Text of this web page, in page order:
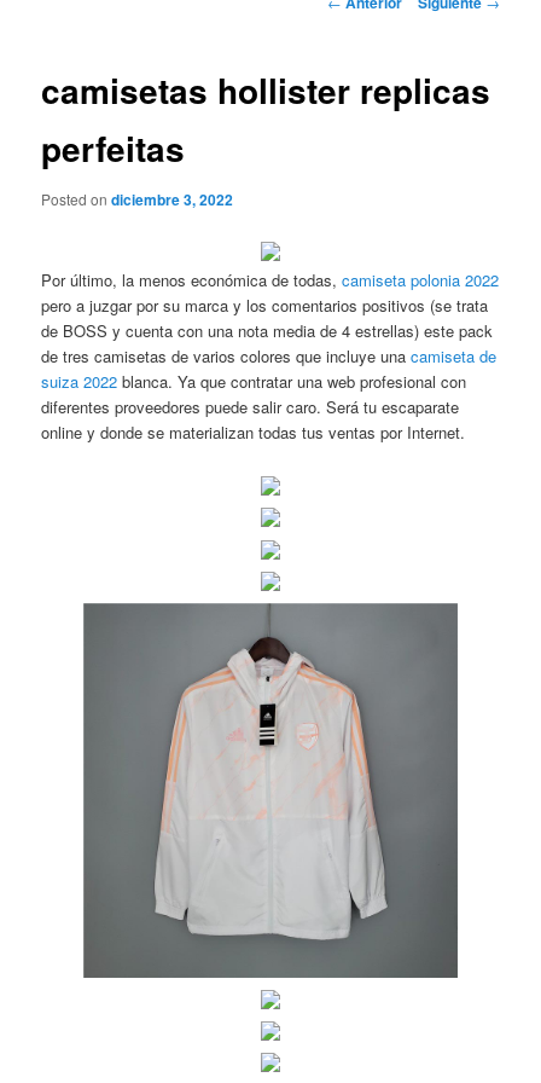
camisetas hollister replicas
perfeitas
Posted ondiciembre 3, 2022
Por último, la menos económica de todas,camiseta polonia 2022
pero a juzgar por su marca y los comentarios positivos (se trata
de BOSS y cuenta con una nota media de 4 estrellas) este pack
de tres camisetas de varios colores que incluye unacamiseta de
suiza 2022 blanca. Ya que contratar una web profesional con
diferentes proveedores puede salir caro. Será tu escaparate
online y donde se materializan todas tus ventas por Internet.